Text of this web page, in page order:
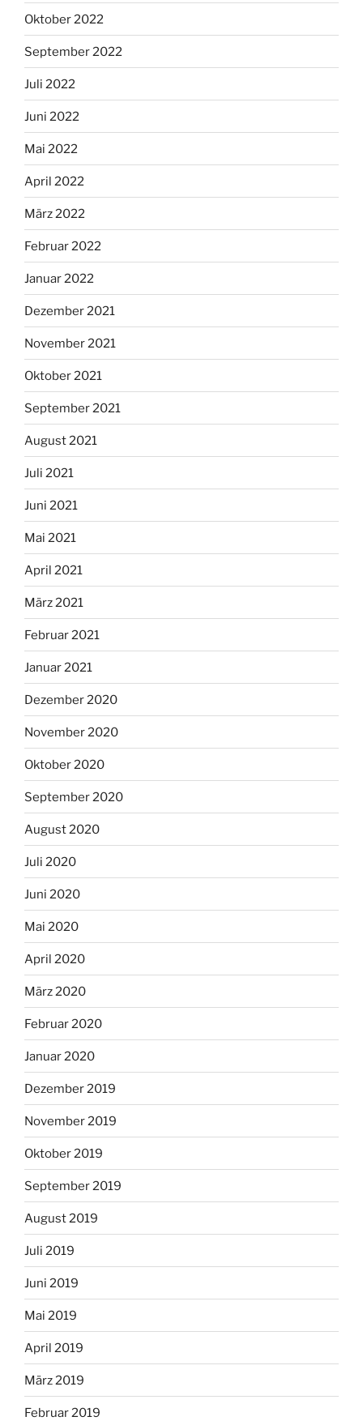
Oktober 2022
September 2022
Juli 2022
Juni 2022
Mai 2022
April 2022
März 2022
Februar 2022
Januar 2022
Dezember 2021
November 2021
Oktober 2021
September 2021
August 2021
Juli 2021
Juni 2021
Mai 2021
April 2021
März 2021
Februar 2021
Januar 2021
Dezember 2020
November 2020
Oktober 2020
September 2020
August 2020
Juli 2020
Juni 2020
Mai 2020
April 2020
März 2020
Februar 2020
Januar 2020
Dezember 2019
November 2019
Oktober 2019
September 2019
August 2019
Juli 2019
Juni 2019
Mai 2019
April 2019
März 2019
Februar 2019